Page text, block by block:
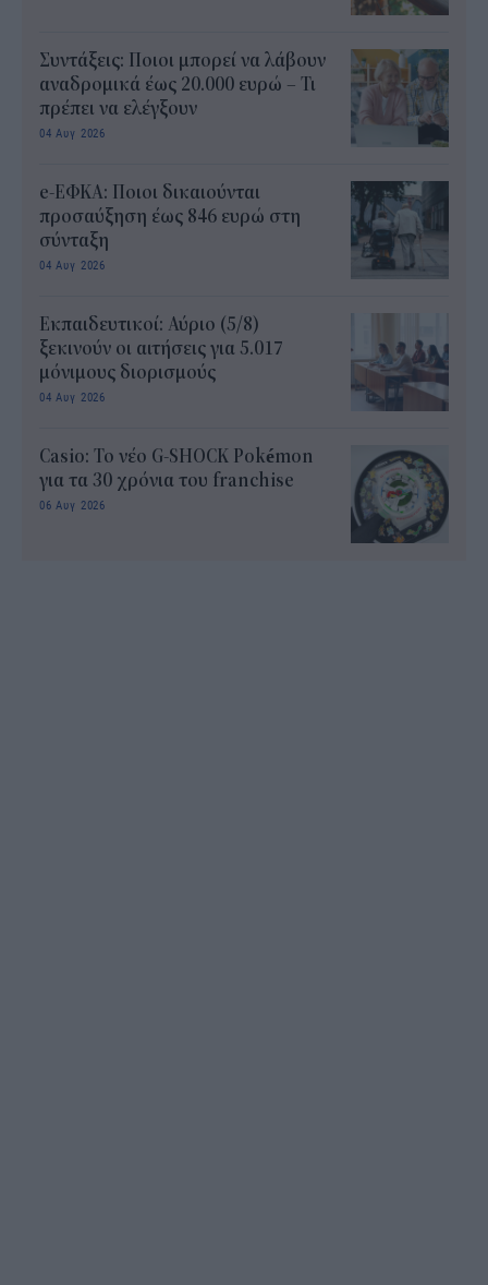
Συντάξεις: Ποιοι μπορεί να λάβουν
αναδρομικά έως 20.000 ευρώ – Τι
πρέπει να ελέγξουν
04 Αυγ 2026
e-ΕΦΚΑ: Ποιοι δικαιούνται
προσαύξηση έως 846 ευρώ στη
σύνταξη
04 Αυγ 2026
Εκπαιδευτικοί: Αύριο (5/8)
ξεκινούν οι αιτήσεις για 5.017
μόνιμους διορισμούς
04 Αυγ 2026
Casio: Το νέο G-SHOCK Pokémon
για τα 30 χρόνια του franchise
06 Αυγ 2026